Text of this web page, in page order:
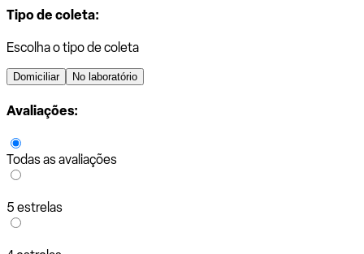
Tipo de coleta:
Escolha o tipo de coleta
Domiciliar No laboratório
Avaliações:
Todas as avaliações
5 estrelas